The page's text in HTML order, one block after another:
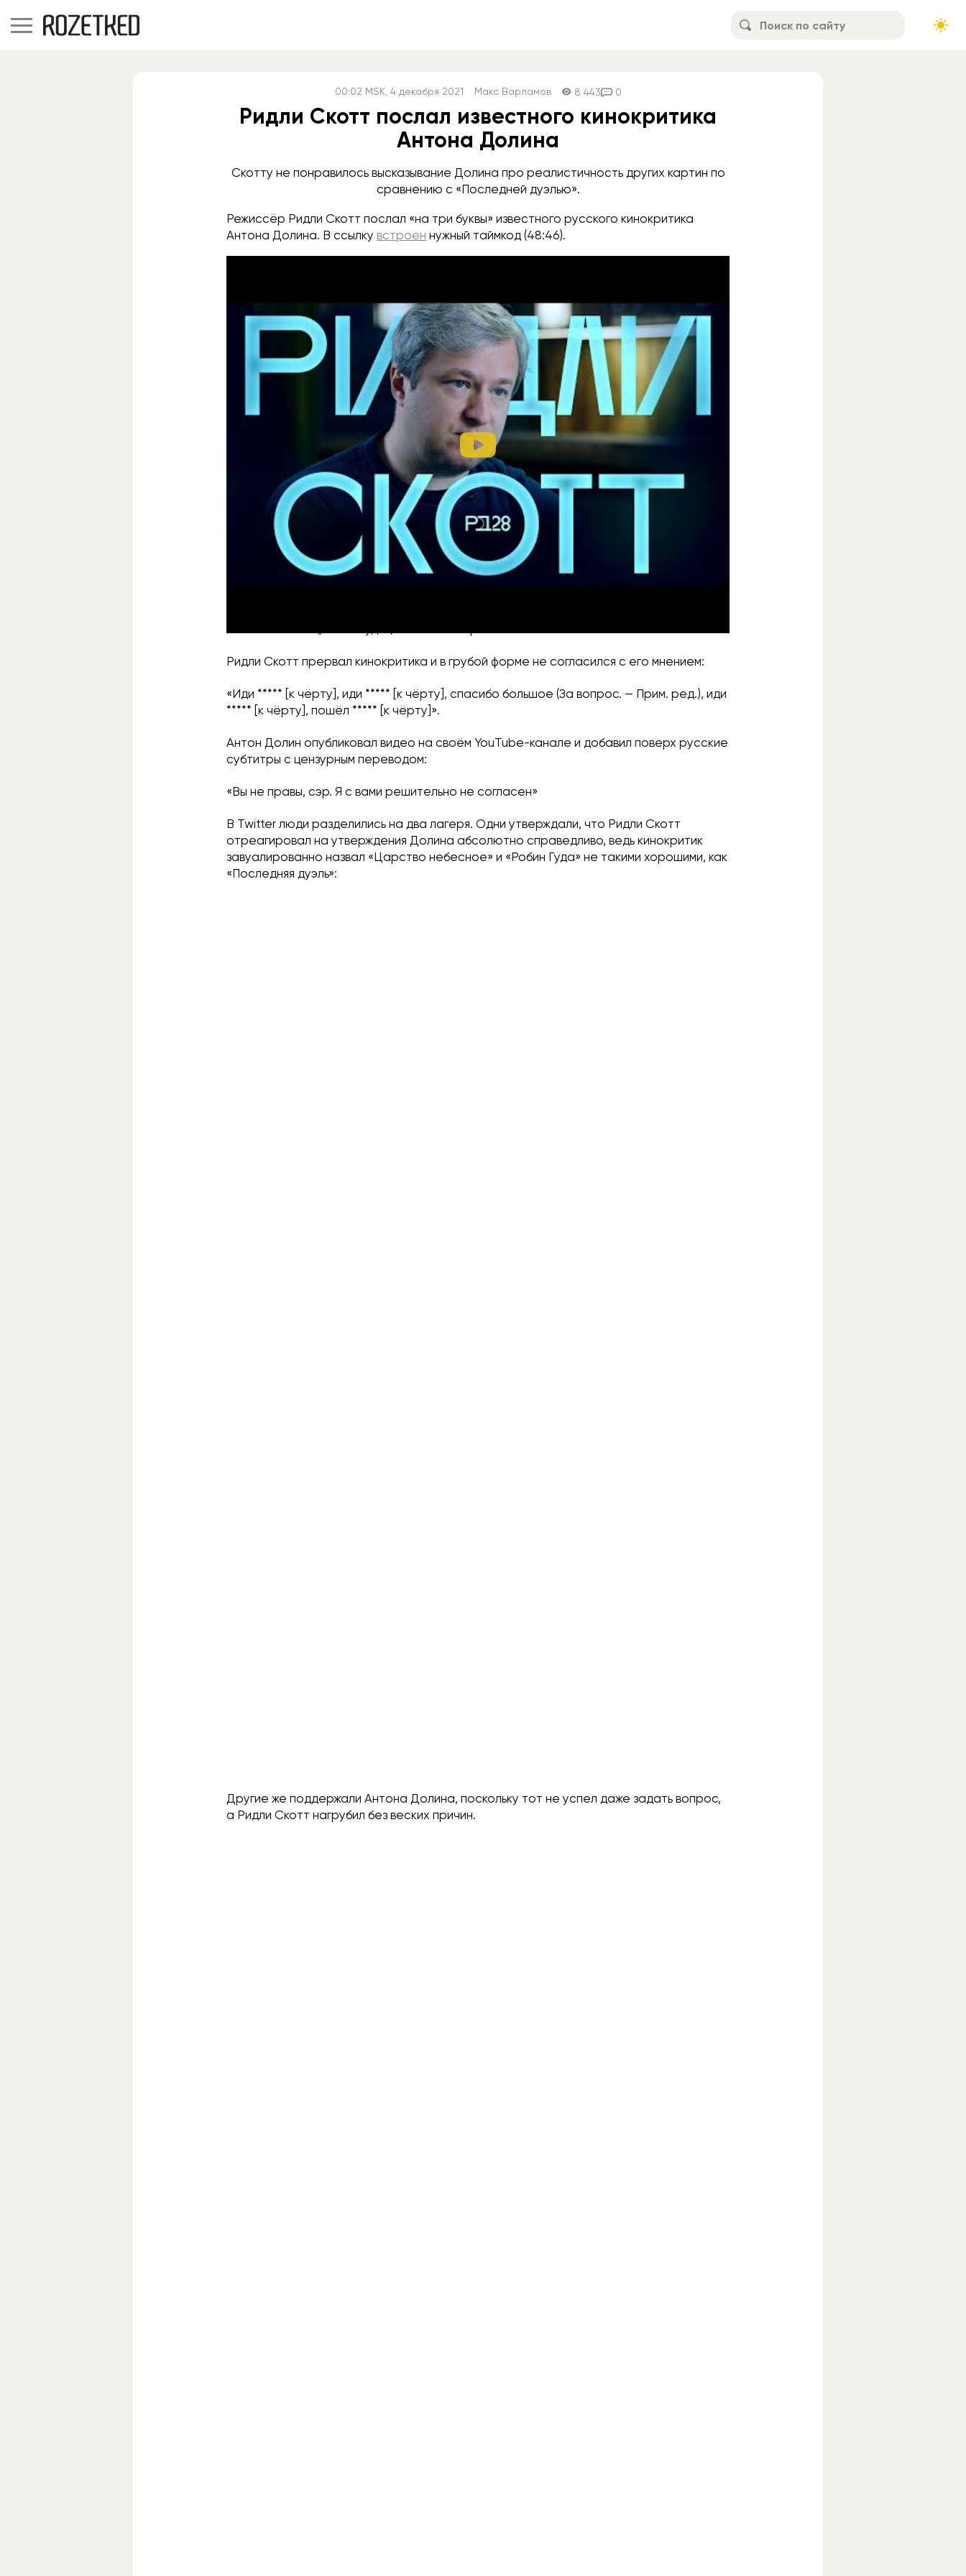
00:02 MSK, 4 декабря 2021 Макс Варламов 8 443 0
Ридли Скотт послал известного кинокритика
Антона Долина
Скотту не понравилось высказывание Долина про реалистичность других картин по
сравнению с «Последней дуэлью».
Режиссёр Ридли Скотт послал «на три буквы» известного русского кинокритика
Антона Долина. В ссылку встроен нужный таймкод (48:46).
Долин взял у Скотта интервью, в рамках которого сказал следующее о фильме
«Последняя дуэль»:
Ридли Скотт прервал кинокритика и в грубой форме не согласился с его мнением:
«Иди ***** [к чёрту], иди ***** [к чёрту], спасибо большое (За вопрос. — Прим. ред.), иди
***** [к чёрту], пошёл ***** [к чёрту]».
Антон Долин опубликовал видео на своём YouTube-канале и добавил поверх русские
субтитры с цензурным переводом:
«Вы не правы, сэр. Я с вами решительно не согласен»
В Twitter люди разделились на два лагеря. Одни утверждали, что Ридли Скотт
отреагировал на утверждения Долина абсолютно справедливо, ведь кинокритик
завуалированно назвал «Царство небесное» и «Робин Гуда» не такими хорошими, как
«Последняя дуэль»:
Другие же поддержали Антона Долина, поскольку тот не успел даже задать вопрос,
а Ридли Скотт нагрубил без веских причин.